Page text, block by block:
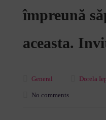
împreună
aceasta.
General Dorela
No comments